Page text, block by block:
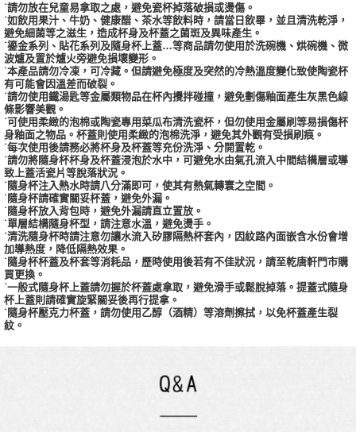
˙請勿放在兒童易拿取之處，避免瓷杯掉落破損或燙傷。
˙如飲用果汁、牛奶、健康醋、茶水等飲料時，請當日飲畢，並且清洗乾淨，
避免細菌等之滋生，造成杯身及杯蓋之菌斑及異味產生。
˙鎏金系列、貼花系列及隨身杯上蓋…等商品請勿使用於洗碗機、烘碗機、微
波爐及置於爐火旁避免損壞變形。
˙本產品請勿冷凍，可冷藏。但請避免極度及突然的冷熱溫度變化致使陶瓷杯
有可能會因溫差而破裂。
˙請勿使用鐵湯匙等金屬類物品在杯內攪拌碰撞，避免劃傷釉面產生灰黑色線
條影響美觀。
˙可使用柔緻的泡棉或陶瓷專用菜瓜布清洗瓷杯，但勿使用金屬刷等易損傷杯
身釉面之物品。杯蓋則使用柔緻的泡棉洗淨，避免其外觀有受損刷痕。
˙每次使用後請務必將杯身及杯蓋等充份洗淨、分開置乾。
˙請勿將隨身杯杯身及杯蓋浸泡於水中，可避免水由氣孔流入中間結構層或導
致上蓋活瓷片等脫落狀況。
˙隨身杯注入熱水時請八分滿即可，使其有熱氣轉寰之空間。
˙隨身杯請確實關妥杯蓋，避免外漏。
˙隨身杯放入背包時，避免外漏請直立置放。
˙單層結構隨身杯型，請注意水溫，避免燙手。
˙清洗隨身杯時請注意勿讓水流入矽膠隔熱杯套內，因紋路內面嵌含水份會增
加導熱度，降低隔熱效果。
˙隨身杯杯蓋及杯套等消耗品，歷時使用後若有不佳狀況，請至乾唐軒門市購
買更換。
˙一般式隨身杯上蓋請勿握於杯蓋處拿取，避免滑手或鬆脫掉落。提蓋式隨身
杯上蓋則請確實旋緊關妥後再行提拿。
˙隨身杯壓克力杯蓋，請勿使用乙醇（酒精）等溶劑擦拭，以免杯蓋產生裂
紋。